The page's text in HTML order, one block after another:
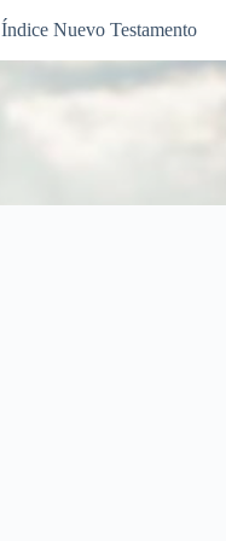
Índice Nuevo Testamento